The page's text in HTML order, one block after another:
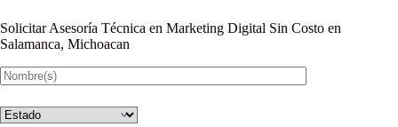
Solicitar Asesoría Técnica en Marketing Digital Sin Costo en
Salamanca, Michoacan